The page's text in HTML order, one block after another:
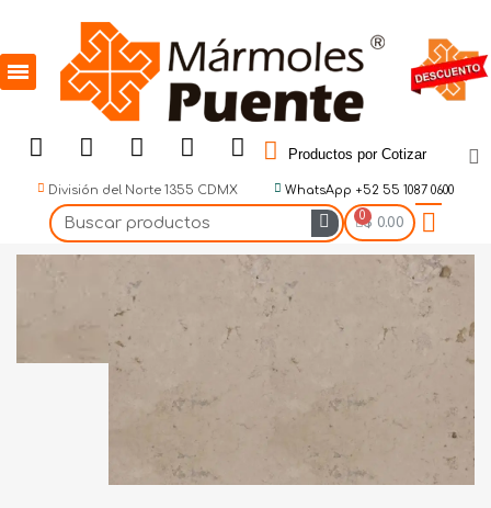
Productos por Cotizar
División del Norte 1355 CDMX WhatsApp +52 55 1087 0600
$ 0.00